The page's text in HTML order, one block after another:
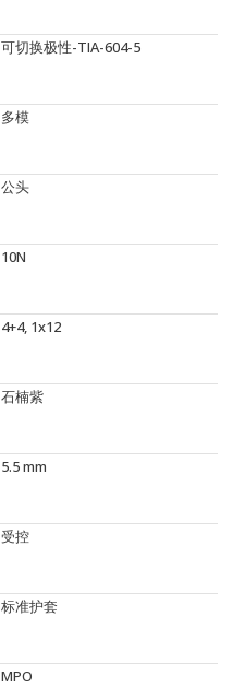
可切换极性-TIA-604-5
多模
公头
10N
4+4, 1x12
石楠紫
5.5 mm
受控
标准护套
MPO